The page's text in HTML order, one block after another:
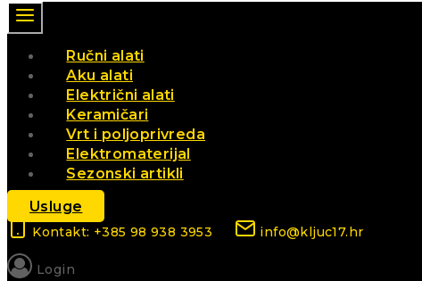
Ručni alati
Aku alati
Električni alati
Keramičari
Vrt i poljoprivreda
Elektromaterijal
Sezonski artikli
Usluge
Kontakt: +385 98 938 3953 info@kljuc17.hr
Login